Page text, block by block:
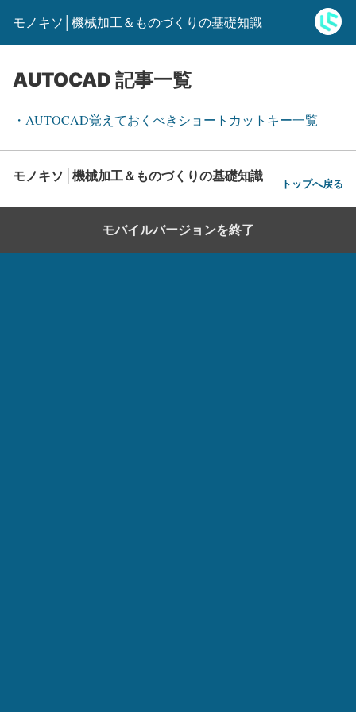
モノキソ│機械加工＆ものづくりの基礎知識
AUTOCAD 記事一覧
・AUTOCAD覚えておくべきショートカットキー一覧
モノキソ│機械加工＆ものづくりの基礎知識 トップへ戻る
モバイルバージョンを終了